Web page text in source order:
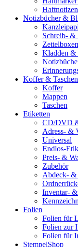
Notizbücher &
Schreib- &
Kladden &
Koffer & Taschen
Koffer
Mappen
Taschen
Etiketten
CD/DVD
Adress- &
Universal
Endlos-
Preis- &
Zubehör
Abdeck- &
Inventar-
Folien
Folien für
Folien zur
Folien für
StempelShop